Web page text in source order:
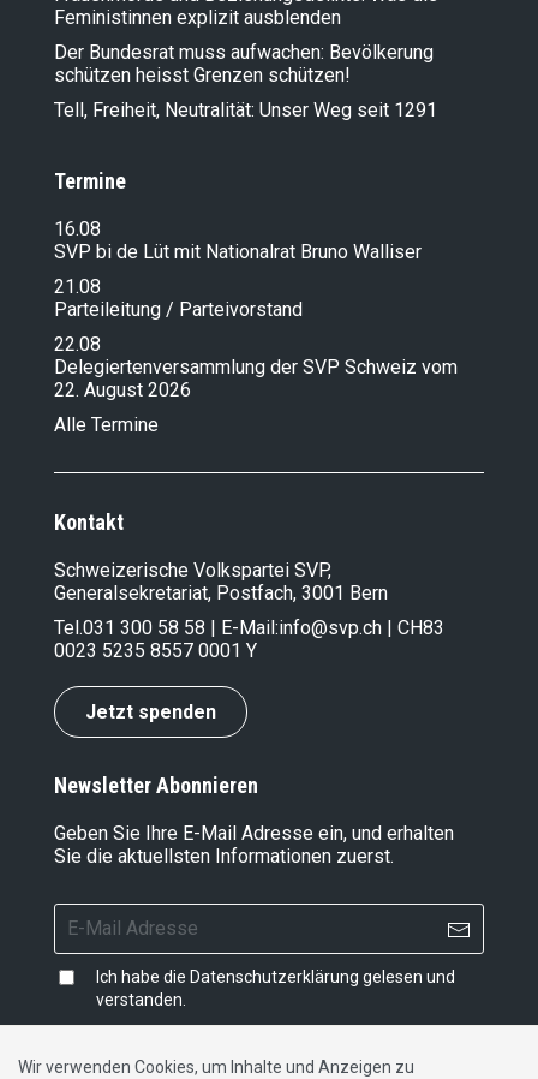
Feministinnen explizit ausblenden
Der Bundesrat muss aufwachen: Bevölkerung
schützen heisst Grenzen schützen!
Tell, Freiheit, Neutralität: Unser Weg seit 1291
Termine
16.08
SVP bi de Lüt mit Nationalrat Bruno Walliser
21.08
Parteileitung / Parteivorstand
22.08
Delegiertenversammlung der SVP Schweiz vom
22. August 2026
Alle Termine
Kontakt
Schweizerische Volkspartei SVP,
Generalsekretariat, Postfach, 3001 Bern
Tel.031 300 58 58 | E-Mail:info@svp.ch | CH83
0023 5235 8557 0001 Y
Jetzt spenden
Newsletter Abonnieren
Geben Sie Ihre E-Mail Adresse ein, und erhalten
Sie die aktuellsten Informationen zuerst.
Ich habe die Datenschutzerklärung gelesen und
verstanden.
Wir verwenden Cookies, um Inhalte und Anzeigen zu